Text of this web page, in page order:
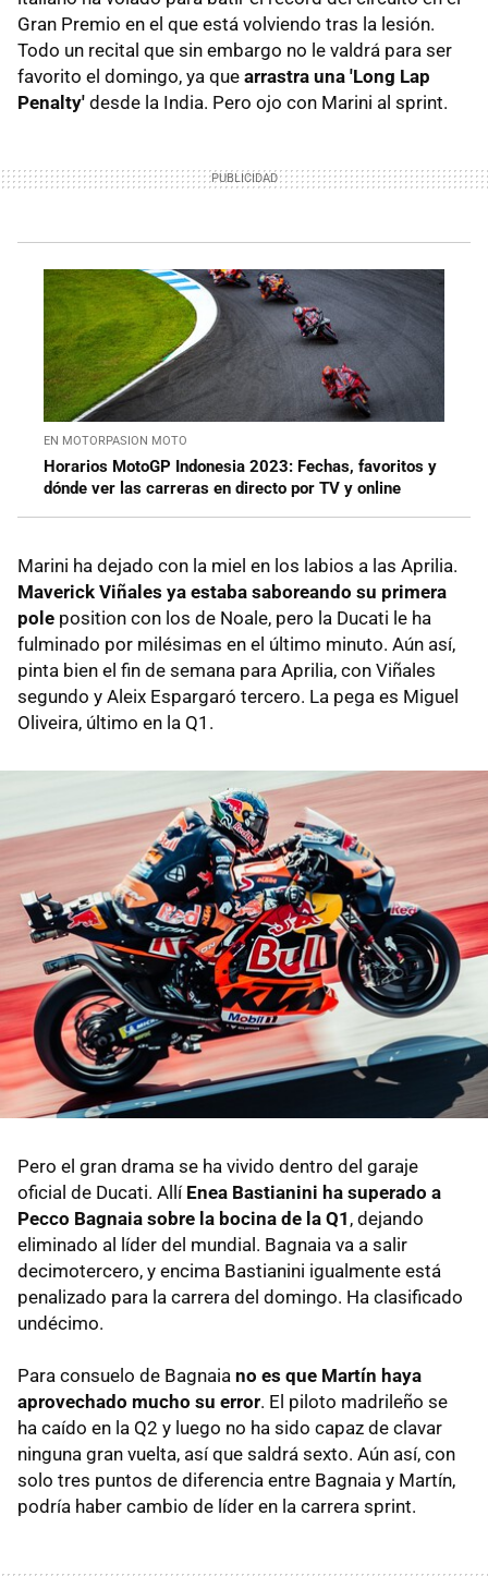
Gran Premio en el que está volviendo tras la lesión.
Todo un recital que sin embargo no le valdrá para ser
favorito el domingo, ya que arrastra una 'Long Lap
Penalty' desde la India. Pero ojo con Marini al sprint.
EN MOTORPASION MOTO
Horarios MotoGP Indonesia 2023: Fechas, favoritos y
dónde ver las carreras en directo por TV y online
Marini ha dejado con la miel en los labios a las Aprilia.
Maverick Viñales ya estaba saboreando su primera
pole position con los de Noale, pero la Ducati le ha
fulminado por milésimas en el último minuto. Aún así,
pinta bien el fin de semana para Aprilia, con Viñales
segundo y Aleix Espargaró tercero. La pega es Miguel
Oliveira, último en la Q1.
Pero el gran drama se ha vivido dentro del garaje
oficial de Ducati. Allí Enea Bastianini ha superado a
Pecco Bagnaia sobre la bocina de la Q1 , dejando
eliminado al líder del mundial. Bagnaia va a salir
decimotercero, y encima Bastianini igualmente está
penalizado para la carrera del domingo. Ha clasificado
undécimo.
Para consuelo de Bagnaia no es que Martín haya
aprovechado mucho su error. El piloto madrileño se
ha caído en la Q2 y luego no ha sido capaz de clavar
ninguna gran vuelta, así que saldrá sexto. Aún así, con
solo tres puntos de diferencia entre Bagnaia y Martín,
podría haber cambio de líder en la carrera sprint.